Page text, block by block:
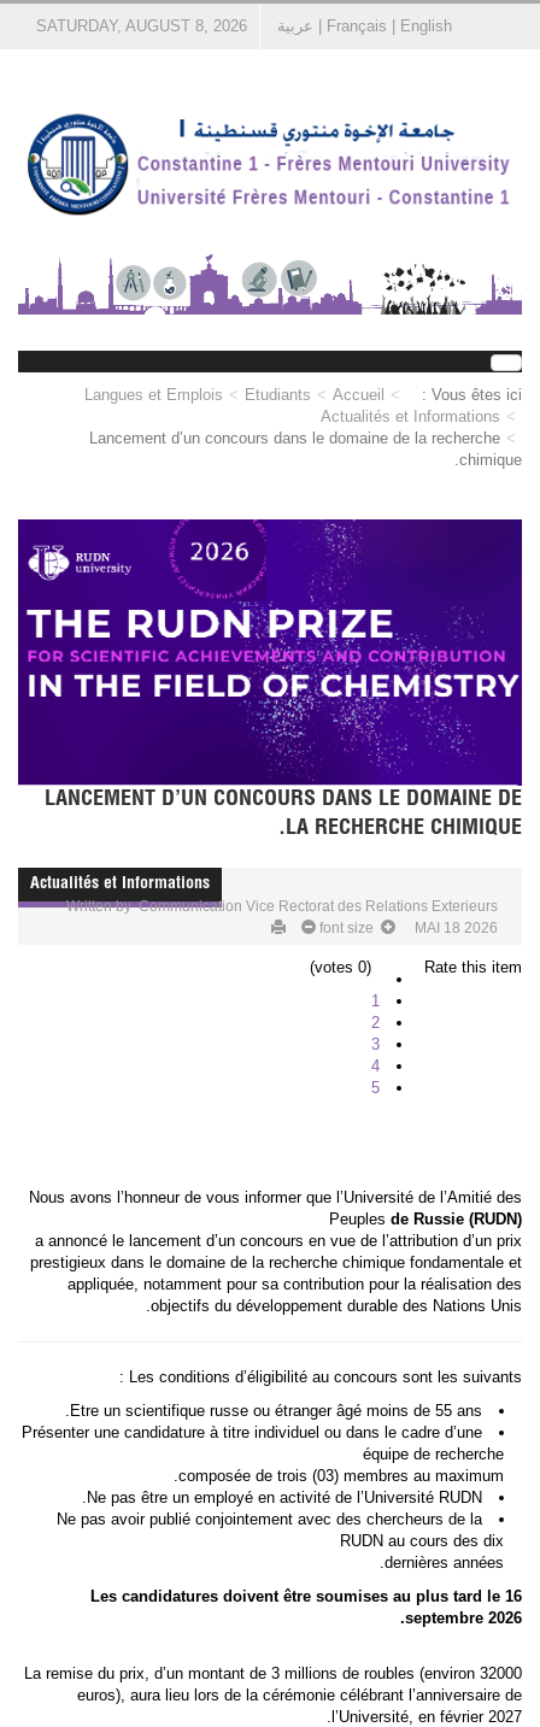
SATURDAY, AUGUST 8, 2026 Français English عربية
Vous êtes ici :
Accueil
Etudiants
Langues et Emplois
Actualités et Informations
Lancement d’un concours dans le domaine de la recherche
chimique.
LANCEMENT D’UN CONCOURS DANS LE DOMAINE DE
LA RECHERCHE CHIMIQUE.
Actualités et Informations
Written byCommunication Vice Rectorat des Relations Exterieurs
MAI 18 2026
font size
Rate this item
1
2
3
4
5
(0 votes)
Nous avons l’honneur de vous informer que l’Université de l’Amitié des
Peuples de Russie (RUDN)
a annoncé le lancement d’un concours en vue de l’attribution d’un prix
prestigieux dans le domaine de la recherche chimique fondamentale et
appliquée, notamment pour sa contribution pour la réalisation des
objectifs du développement durable des Nations Unis.
Les conditions d’éligibilité au concours sont les suivants :
Etre un scientifique russe ou étranger âgé moins de 55 ans.
Présenter une candidature à titre individuel ou dans le cadre d’une
équipe de recherche
composée de trois (03) membres au maximum.
Ne pas être un employé en activité de l’Université RUDN.
Ne pas avoir publié conjointement avec des chercheurs de la
RUDN au cours des dix
dernières années.
Les candidatures doivent être soumises au plus tard le 16
septembre 2026.
La remise du prix, d’un montant de 3 millions de roubles (environ 32000
euros), aura lieu lors de la cérémonie célébrant l’anniversaire de
l’Université, en février 2027.